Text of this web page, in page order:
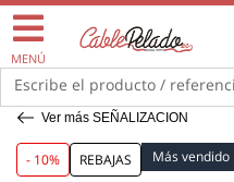
MENÚ
Escribe el producto /
Ver más SEÑALIZACION
- 10% REBAJAS Más vendido